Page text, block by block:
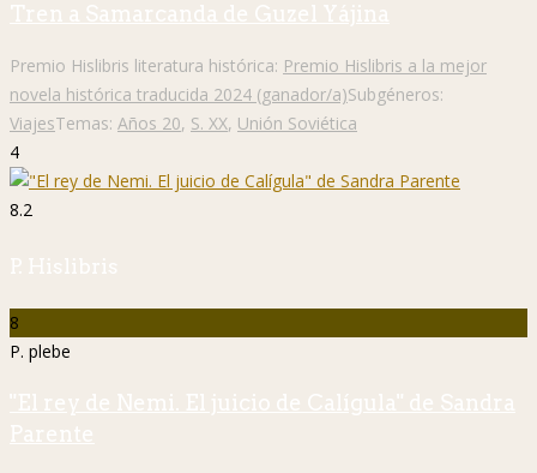
Tren a Samarcanda de Guzel Yájina
Premio Hislibris literatura histórica: Premio Hislibris a la mejor
novela histórica traducida 2024 (ganador/a)Subgéneros:
ViajesTemas: Años 20, S. XX, Unión Soviética
4
8.2
P. Hislibris
8
P. plebe
"El rey de Nemi. El juicio de Calígula" de Sandra
Parente